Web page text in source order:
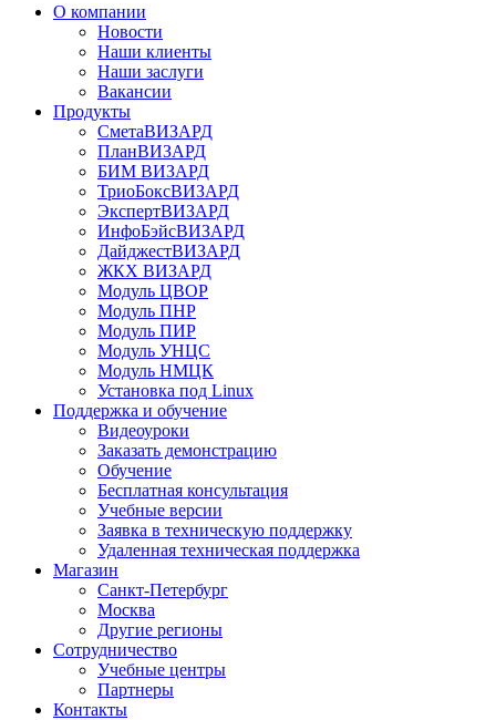
О компании
Новости
Наши клиенты
Наши заслуги
Вакансии
Продукты
СметаВИЗАРД
ПланВИЗАРД
БИМ ВИЗАРД
ТриоБоксВИЗАРД
ЭкспертВИЗАРД
ИнфоБэйсВИЗАРД
ДайджестВИЗАРД
ЖКХ ВИЗАРД
Модуль ЦВОР
Модуль ПНР
Модуль ПИР
Модуль УНЦС
Модуль НМЦК
Установка под Linux
Поддержка и обучение
Видеоуроки
Заказать демонстрацию
Обучение
Бесплатная консультация
Учебные версии
Заявка в техническую поддержку
Удаленная техническая поддержка
Магазин
Санкт-Петербург
Москва
Другие регионы
Сотрудничество
Учебные центры
Партнеры
Контакты